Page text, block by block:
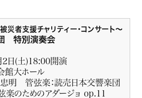
災者支援チャリティー･コンサート～
特別演奏会
2日(土)18:00開演
館大ホール
忠明 管弦楽：読売日本交響楽団
弦楽のためのアダージョ op.11